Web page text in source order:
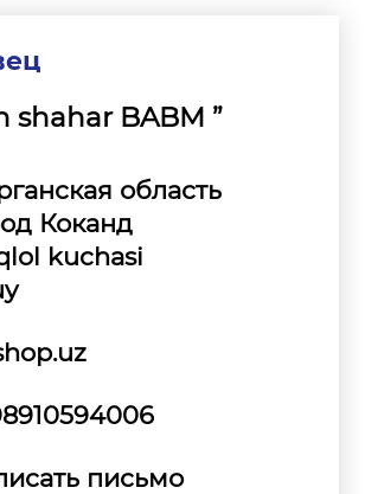
shahar BABM ”
область
Коканд
kuchasi
письмо